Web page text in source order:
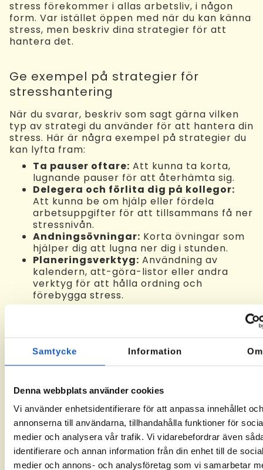
Samtycke Information Om
Denna webbplats använder cookies
Vi använder enhetsidentifierare för att anpassa innehållet och
annonserna till användarna, tillhandahålla funktioner för
medier och analysera vår trafik. Vi vidarebefordrar även
identifierare och annan information från din enhet till de
medier och annons- och analysföretag som vi samarbetar
stress förekommer i allas arbetsliv, i någon
form. Var istället öppen med när du kan känna
stress, men beskriv dina strategier för att
hantera det.
Ge exempel på strategier för
stresshantering
När du svarar, beskriv som sagt gärna vilken
typ av strategi du använder för att hantera din
stress. Här är några exempel på strategier du
kan lyfta fram:
Ta pauser oftare: Att kunna ta korta,
lugnande pauser för att återhämta sig.
Delegera och förlita dig på kollegor:
Att kunna be om hjälp eller fördela
arbetsuppgifter för att tillsammans få ner
stressnivån.
Andningsövningar: Korta övningar som
hjälper dig att lugna ner dig i stunden.
Planeringsverktyg: Användning av
kalendern, att-göra-listor eller andra
verktyg för att hålla ordning och
förebygga stress.
på positiva resultat
Det är en fördel om du kan ge konkreta
arbetslivet, men hur du klarade dig genom det.
Beskriv situationen kortfattat, och fokusera
sedan på: hur du hanterade stressenochvad
resultatet blev.
Var realistisk